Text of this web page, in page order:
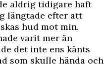
aldrig tidigare haft
längtade ­efter att
hud mot min.
varit mer än
det inte ens känts
som skulle hända och